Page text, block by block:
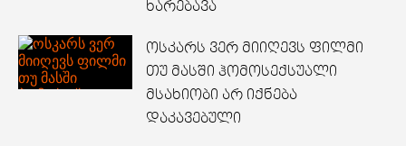
ხარებავა
ოსკარს ვერ მიიღევს ფილმი
თუ მასში ჰომოსექსუალი
მსახიობი არ იქნება
დაკავებული